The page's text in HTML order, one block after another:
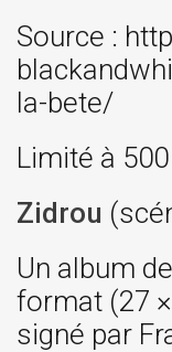
Source :
la-bete/
Limité à
Zidrou
Un album
format (27
signé par